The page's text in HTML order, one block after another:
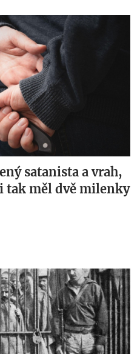
satanista a vrah,
tak měl dvě milenky